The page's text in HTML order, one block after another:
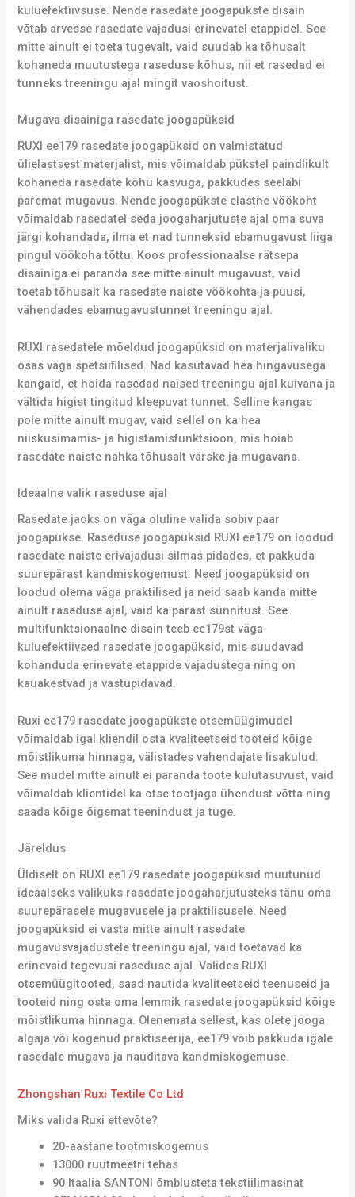
kuluefektiivsuse. Nende rasedate joogapükste disain
võtab arvesse rasedate vajadusi erinevatel etappidel. See
mitte ainult ei toeta tugevalt, vaid suudab ka tõhusalt
kohaneda muutustega raseduse kõhus, nii et rasedad ei
tunneks treeningu ajal mingit vaoshoitust.
Mugava disainiga rasedate joogapüksid
RUXI ee179 rasedate joogapüksid on valmistatud
ülielastsest materjalist, mis võimaldab pükstel paindlikult
kohaneda rasedate kõhu kasvuga, pakkudes seeläbi
paremat mugavus. Nende joogapükste elastne vöökoht
võimaldab rasedatel seda joogaharjutuste ajal oma suva
järgi kohandada, ilma et nad tunneksid ebamugavust liiga
pingul vöökoha tõttu. Koos professionaalse rätsepa
disainiga ei paranda see mitte ainult mugavust, vaid
toetab tõhusalt ka rasedate naiste vöökohta ja puusi,
vähendades ebamugavustunnet treeningu ajal.
RUXI rasedatele mõeldud joogapüksid on materjalivaliku
osas väga spetsiifilised. Nad kasutavad hea hingavusega
kangaid, et hoida rasedad naised treeningu ajal kuivana ja
vältida higist tingitud kleepuvat tunnet. Selline kangas
pole mitte ainult mugav, vaid sellel on ka hea
niiskusimamis- ja higistamisfunktsioon, mis hoiab
rasedate naiste nahka tõhusalt värske ja mugavana.
Ideaalne valik raseduse ajal
Rasedate jaoks on väga oluline valida sobiv paar
joogapükse. Raseduse joogapüksid RUXI ee179 on loodud
rasedate naiste erivajadusi silmas pidades, et pakkuda
suurepärast kandmiskogemust. Need joogapüksid on
loodud olema väga praktilised ja neid saab kanda mitte
ainult raseduse ajal, vaid ka pärast sünnitust. See
multifunktsionaalne disain teeb ee179st väga
kuluefektiivsed rasedate joogapüksid, mis suudavad
kohanduda erinevate etappide vajadustega ning on
kauakestvad ja vastupidavad.
Ruxi ee179 rasedate joogapükste otsemüügimudel
võimaldab igal kliendil osta kvaliteetseid tooteid kõige
mõistlikuma hinnaga, välistades vahendajate lisakulud.
See mudel mitte ainult ei paranda toote kulutasuvust, vaid
võimaldab klientidel ka otse tootjaga ühendust võtta ning
saada kõige õigemat teenindust ja tuge.
Järeldus
Üldiselt on RUXI ee179 rasedate joogapüksid muutunud
ideaalseks valikuks rasedate joogaharjutusteks tänu oma
suurepärasele mugavusele ja praktilisusele. Need
joogapüksid ei vasta mitte ainult rasedate
mugavusvajadustele treeningu ajal, vaid toetavad ka
erinevaid tegevusi raseduse ajal. Valides RUXI
otsemüügitooted, saad nautida kvaliteetseid teenuseid ja
tooteid ning osta oma lemmik rasedate joogapüksid kõige
mõistlikuma hinnaga. Olenemata sellest, kas olete jooga
algaja või kogenud praktiseerija, ee179 võib pakkuda igale
rasedale mugava ja nauditava kandmiskogemuse.
Zhongshan Ruxi Textile Co Ltd
Miks valida Ruxi ettevõte?
20-aastane tootmiskogemus
13000 ruutmeetri tehas
90 Itaalia SANTONI õmblusteta tekstiilimasinat